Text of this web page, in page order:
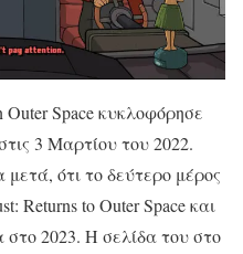
Outer Space κυκλοφόρησε
3 Μαρτίου του 2022.
ότι το δεύτερο μέρος
Returns to Outer Space και
2023. Η σελίδα του στο